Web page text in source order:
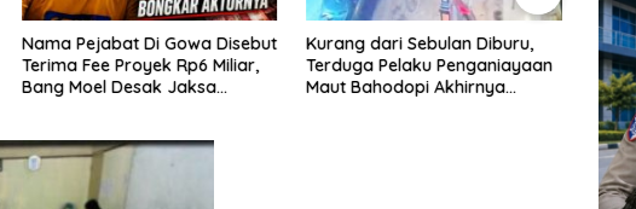
Nama Pejabat Di Gowa Disebut
Terima Fee Proyek Rp6 Miliar,
Bang Moel Desak Jaksa
Kurang dari Sebulan Diburu,
Terduga Pelaku Penganiayaan
Maut Bahodopi Akhirnya